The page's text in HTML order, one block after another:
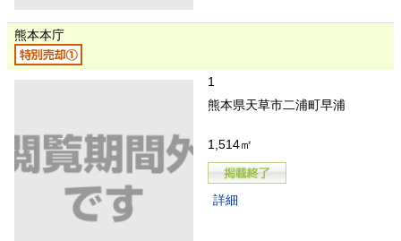
熊本本庁
1
熊本県天草市二浦町早浦
1,514㎡
詳細